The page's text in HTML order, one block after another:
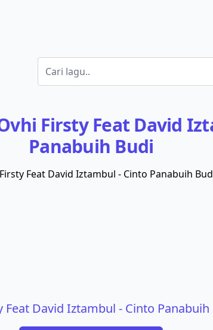
Firsty Feat David
Panabuih Budi
Feat David Iztambul - Cinto Panabuih